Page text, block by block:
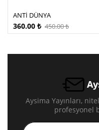
ANTİ DÜNYA
450.00₺
360.00 ₺
Aysima Yayınları,
profesyonel